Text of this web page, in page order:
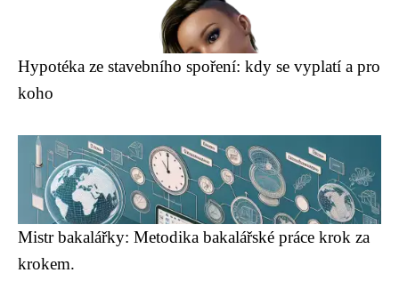
Hypotéka ze stavebního spoření: kdy se vyplatí a pro
koho
Mistr bakalářky: Metodika bakalářské práce krok za
krokem.